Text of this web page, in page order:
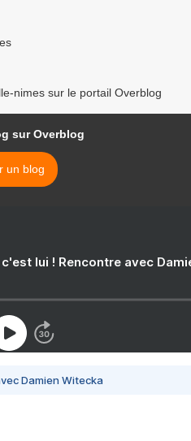
nimes sur le portail Overblog
sur Overblog
un blog
lui ! Rencontre avec
Damien Witecka